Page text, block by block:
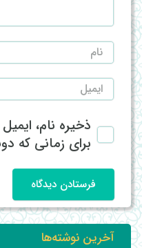
ذخیره نام،
برای زمانی که
فرستادن دیدگاه
آخرین نوشته‌ها